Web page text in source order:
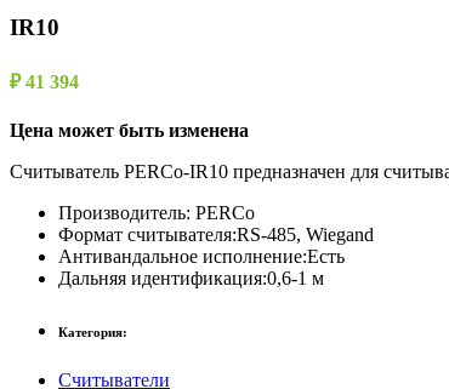
IR10
₽ 41 394
Цена может быть изменена
Считыватель PERCo-IR10 предназначен для
Производитель: PERCo
Формат считывателя:RS-485, Wiegand
Антивандальное исполнение:Есть
Дальняя идентификация:0,6-1 м
Категория:
Считыватели